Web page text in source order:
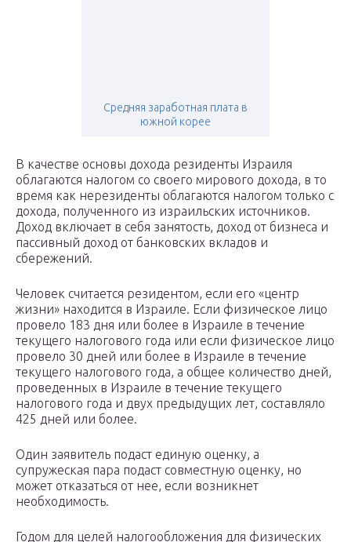
Средняя заработная плата в
южной корее
В качестве основы дохода резиденты Израиля
облагаются налогом со своего мирового дохода, в то
время как нерезиденты облагаются налогом только с
дохода, полученного из израильских источников.
Доход включает в себя занятость, доход от бизнеса и
пассивный доход от банковских вкладов и
сбережений.
Человек считается резидентом, если его «центр
жизни» находится в Израиле. Если физическое лицо
провело 183 дня или более в Израиле в течение
текущего налогового года или если физическое лицо
провело 30 дней или более в Израиле в течение
текущего налогового года, а общее количество дней,
проведенных в Израиле в течение текущего
налогового года и двух предыдущих лет, составляло
425 дней или более.
Один заявитель подаст единую оценку, а
супружеская пара подаст совместную оценку, но
может отказаться от нее, если возникнет
необходимость.
Годом для целей налогообложения для физических